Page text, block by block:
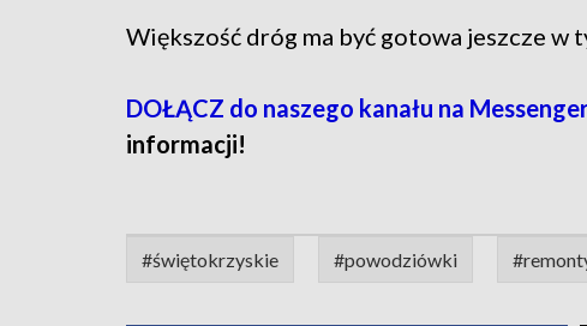
Większość dróg ma być gotowa jeszcze w
DOŁĄCZ do naszego kanału na
informacji!
#świętokrzyskie #powodziówki